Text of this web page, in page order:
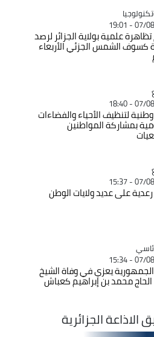
07/
علمية بولاية الجزائر لرصد
الشمس الجزئي الأربعاء
07/
لتنظيف الأحياء والفضاءات
بمشاركة المواطنين
07/
على عديد ولايات الوطن
07/
يعزي في وفاة الشيخ
محمد بن إبراهيم كعباش
الجزائرية